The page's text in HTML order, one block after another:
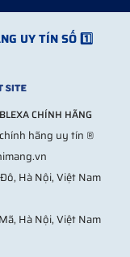
UY TÍN SỐ 1️⃣
CHÍNH HÃNG
hãng uy tín ®
Hà Nội, Việt Nam
Hà Nội, Việt Nam